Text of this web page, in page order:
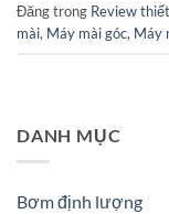
Đăng trong Review
mài, Máy mài góc, Máy
DANH MỤC
Bơm định lượng